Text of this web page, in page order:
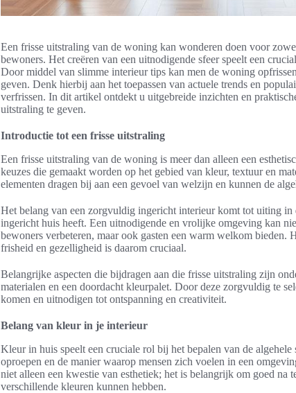
Een frisse uitstraling van de woning kan wonderen doen voor
bewoners. Het creëren van een uitnodigende sfeer speelt een
Door middel van slimme interieur tips kan men de woning
geven. Denk hierbij aan het toepassen van actuele trends en
verfrissen. In dit artikel ontdekt u uitgebreide inzichten en
uitstraling te geven.
Introductie tot een frisse uitstraling
Een frisse uitstraling van de woning is meer dan alleen een
keuzes die gemaakt worden op het gebied van kleur, textuur en
elementen dragen bij aan een gevoel van welzijn en kunnen de
Het belang van een zorgvuldig ingericht interieur komt tot uiting in
ingericht huis heeft. Een uitnodigende en vrolijke omgeving kan
bewoners verbeteren, maar ook gasten een warm welkom bieden.
frisheid en gezelligheid is daarom cruciaal.
Belangrijke aspecten die bijdragen aan die frisse uitstraling zijn
materialen en een doordacht kleurpalet. Door deze zorgvuldig te
komen en uitnodigen tot ontspanning en creativiteit.
Belang van kleur in je interieur
Kleur in huis speelt een cruciale rol bij het bepalen van de
oproepen en de manier waarop mensen zich voelen in een
niet alleen een kwestie van esthetiek; het is belangrijk om goed na
verschillende kleuren kunnen hebben.